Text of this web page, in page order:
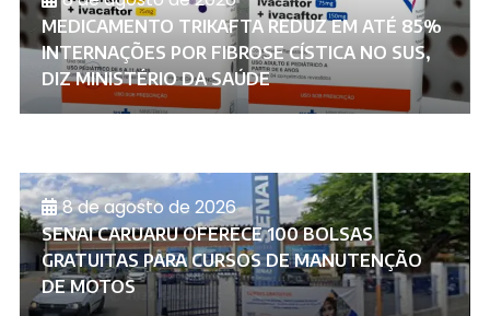
MEDICAMENTO TRIKAFTA REDUZ EM ATÉ 85%
INTERNAÇÕES POR FIBROSE CÍSTICA NO SUS,
DIZ MINISTÉRIO DA SAÚDE
8 de agosto de 2026
SENAI CARUARU OFERECE 100 BOLSAS
GRATUITAS PARA CURSOS DE MANUTENÇÃO
DE MOTOS